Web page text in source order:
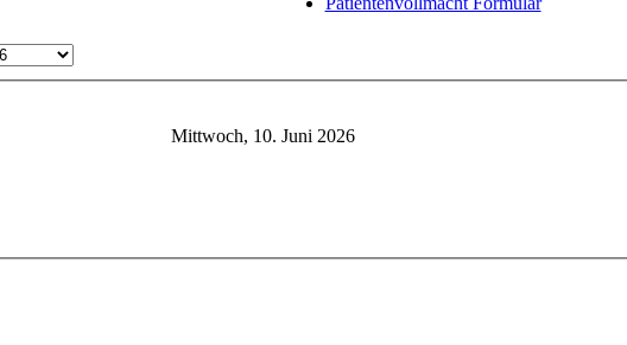
Mittwoch, 10. Juni 2026